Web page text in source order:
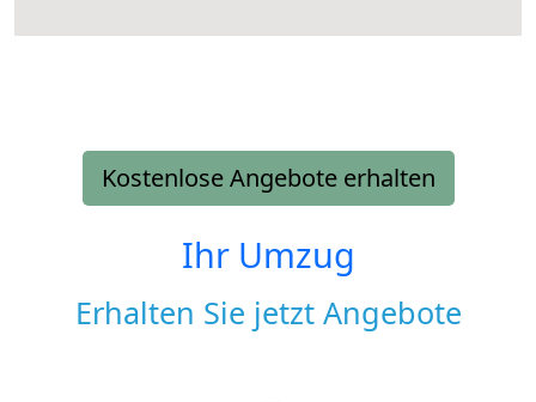
Kostenlose Angebote erhalten
Ihr Umzug
Erhalten Sie jetzt Angebote